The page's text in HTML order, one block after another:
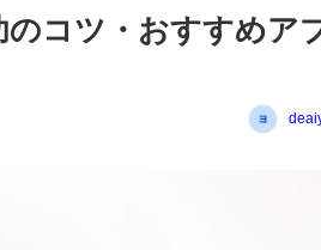
コツ・おすすめア